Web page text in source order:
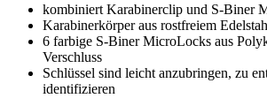
kombiniert Karabinerclip und S-Biner
Karabinerkörper aus rostfreiem
6 farbige S-Biner MicroLocks aus
Verschluss
Schlüssel sind leicht anzubringen, zu
identifizieren